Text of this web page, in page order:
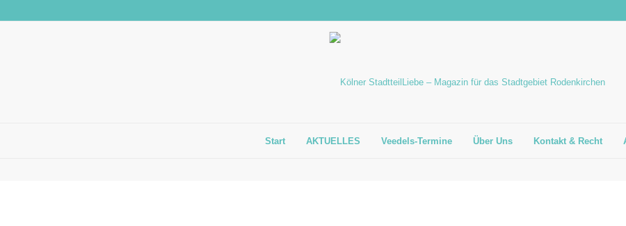
Start AKTUELLES Veedels-Termine Über Uns Kontakt & Recht